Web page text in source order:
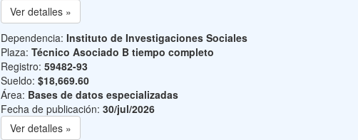
Ver detalles »
Dependencia: Instituto de Investigaciones Sociales
Plaza: Técnico Asociado B tiempo completo
Registro: 59482-93
Sueldo: $18,669.60
Área: Bases de datos especializadas
Fecha de publicación: 30/jul/2026
Ver detalles »